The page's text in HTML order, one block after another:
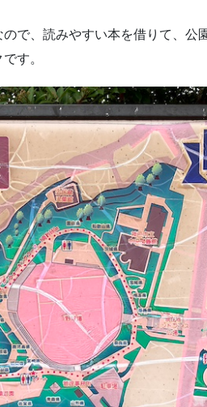
で、読みやすい本を借りて、公
す。